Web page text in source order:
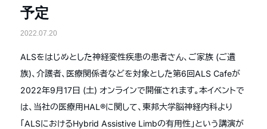
予定
2022.07.20
ALSをはじめとした神経変性疾患の患者さん、ご家族 (ご遺
族)、介護者、医療関係者などを対象とした第6回ALS Cafeが
2022年9月17日 (土) オンラインで開催されます。本イベントで
は、当社の医療用HAL®️に関して、東邦大学脳神経内科より
「ALSにおけるHybrid Assistive Limbの有用性」という講演が